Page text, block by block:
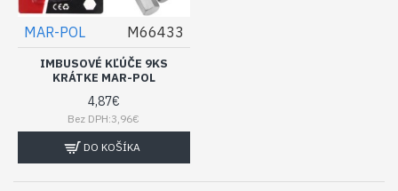
MAR-POL M66433
IMBUSOVÉ KĽÚČE 9KS
KRÁTKE MAR-POL
4,87€
Bez DPH:3,96€
DO KOŠÍKA